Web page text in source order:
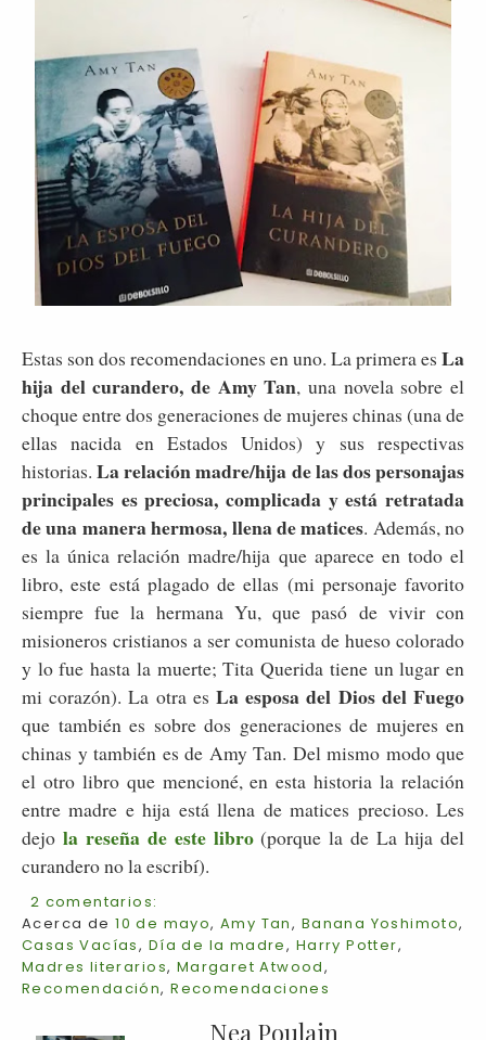
Estas son dos recomendaciones en uno. La primera es La
hija del curandero, de Amy Tan, una novela sobre el
choque entre dos generaciones de mujeres chinas (una de
ellas nacida en Estados Unidos) y sus respectivas
historias.La relación madre/hija de las dos personajas
principales es preciosa, complicada y está retratada
de una manera hermosa, llena de matices. Además, no
es la única relación madre/hija que aparece en todo el
libro, este está plagado de ellas (mi personaje favorito
siempre fue la hermana Yu, que pasó de vivir con
misioneros cristianos a ser comunista de hueso colorado
y lo fue hasta la muerte; Tita Querida tiene un lugar en
mi corazón). La otra es La esposa del Dios del Fuego
que también es sobre dos generaciones de mujeres en
chinas y también es de Amy Tan. Del mismo modo que
el otro libro que mencioné, en esta historia la relación
entre madre e hija está llena de matices precioso. Les
dejo la reseña de este libro (porque la de La hija del
curandero no la escribí).
2 comentarios:
Acerca de10 de mayo,Amy Tan, Banana Yoshimoto,
Casas Vacías, Día de la madre, Harry Potter,
Madres literarios, Margaret Atwood,
Recomendación,Recomendaciones
Nea Poulain